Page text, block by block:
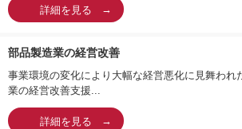
詳細を見る
部品製造業の経営改善
事業環境の変化により大幅な経営悪化に見舞われ
業の経営改善支援...
詳細を見る